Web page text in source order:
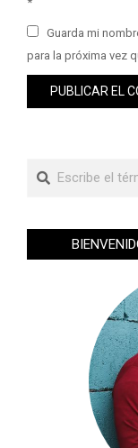
Guarda mi
para la próxima vez